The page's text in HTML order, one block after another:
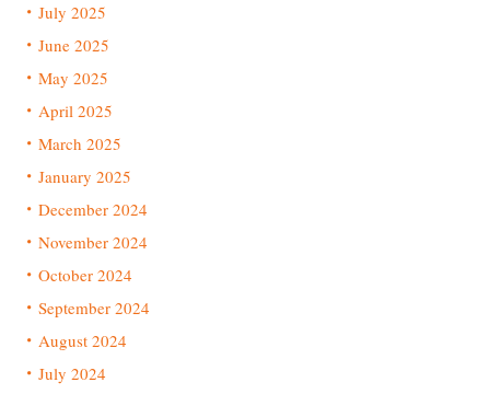
July 2025
June 2025
May 2025
April 2025
March 2025
January 2025
December 2024
November 2024
October 2024
September 2024
August 2024
July 2024